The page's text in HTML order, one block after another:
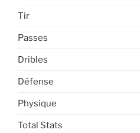
Tir
Passes
Dribles
Défense
Physique
Total Stats